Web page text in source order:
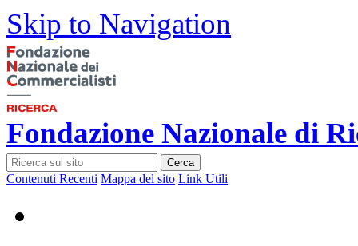
Skip to Navigation
Fondazione Nazionale di
Cerca
Contenuti Recenti Mappa del sito Link Utili